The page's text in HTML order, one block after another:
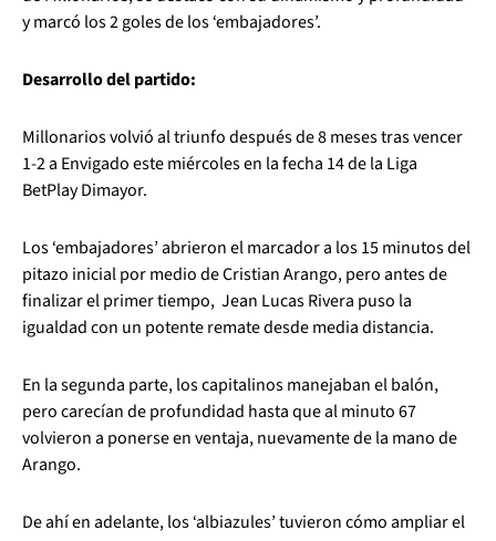
y marcó los 2 goles de los ‘embajadores’.
Desarrollo del partido:
Millonarios volvió al triunfo después de 8 meses tras vencer
1-2 a Envigado este miércoles en la fecha 14 de la Liga
BetPlay Dimayor.
Los ‘embajadores’ abrieron el marcador a los 15 minutos del
pitazo inicial por medio de Cristian Arango, pero antes de
finalizar el primer tiempo, Jean Lucas Rivera puso la
igualdad con un potente remate desde media distancia.
En la segunda parte, los capitalinos manejaban el balón,
pero carecían de profundidad hasta que al minuto 67
volvieron a ponerse en ventaja, nuevamente de la mano de
Arango.
De ahí en adelante, los ‘albiazules’ tuvieron cómo ampliar el